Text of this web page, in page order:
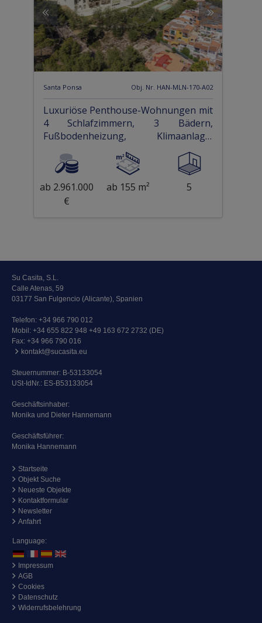
Santa Ponsa Obj. Nr. HAN-MLN-170-A02
Luxuriöse Penthouse-Wohnungen mit
4 Schlafzimmern, 3 Bädern,
Fußbodenheizung, Klimaanlage,
Meerblick und Privatpool nur 700 m
vom Strand
ab 2.961.000
€
ab 155 m² 5
Su Casita, S.L.
Calle Atenas, 59
03177 San Fulgencio (Alicante), Spanien
Telefon: +34 966 790 012
Mobil: +34 655 822 948 +49 163 672 2732 (DE)
Fax: +34 966 790 016
kontakt@sucasita.eu
Steuernummer: B-53133054
USt-IdNr.: ES-B53133054
Geschäftsinhaber:
Monika und Dieter Hannemann
Geschäftsführer:
Monika Hannemann
Startseite
Objekt Suche
Neueste Objekte
Kontaktformular
Newsletter
Anfahrt
Language:
Impressum
AGB
Cookies
Datenschutz
Widerrufsbelehrung